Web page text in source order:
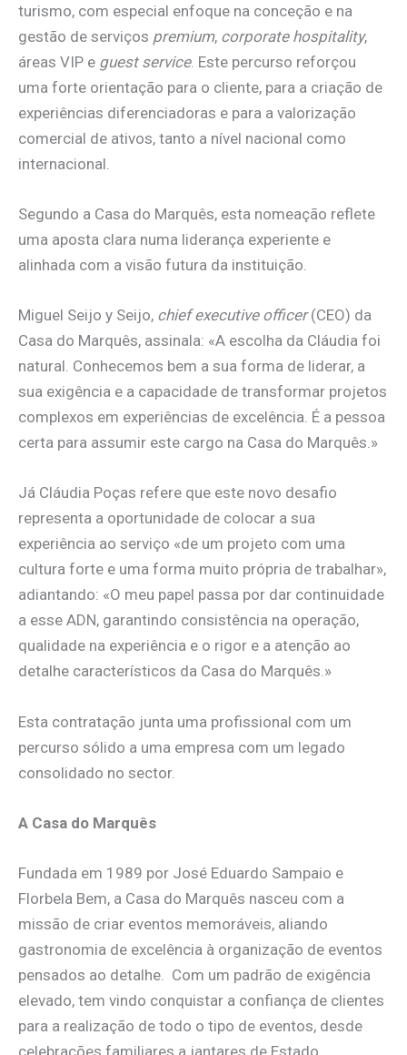
turismo, com especial enfoque na conceção e na
gestão de serviços premium, corporate hospitality,
áreas VIP e guest service. Este percurso reforçou
uma forte orientação para o cliente, para a criação de
experiências diferenciadoras e para a valorização
comercial de ativos, tanto a nível nacional como
internacional.
Segundo a Casa do Marquês, esta nomeação reflete
uma aposta clara numa liderança experiente e
alinhada com a visão futura da instituição.
Miguel Seijo y Seijo, chief executive officer(CEO) da
Casa do Marquês, assinala: «A escolha da Cláudia foi
natural. Conhecemos bem a sua forma de liderar, a
sua exigência e a capacidade de transformar projetos
complexos em experiências de excelência. É a pessoa
certa para assumir este cargo na Casa do Marquês.»
Já Cláudia Poças refere que este novo desafio
representa a oportunidade de colocar a sua
experiência ao serviço «de um projeto com uma
cultura forte e uma forma muito própria de trabalhar»,
adiantando: «O meu papel passa por dar continuidade
a esse ADN, garantindo consistência na operação,
qualidade na experiência e o rigor e a atenção ao
detalhe característicos da Casa do Marquês.»
Esta contratação junta uma profissional com um
percurso sólido a uma empresa com um legado
consolidado no sector.
A Casa do Marquês
Fundada em 1989 por José Eduardo Sampaio e
Florbela Bem, a Casa do Marquês nasceu com a
missão de criar eventos memoráveis, aliando
gastronomia de excelência à organização de eventos
pensados ao detalhe. Com um padrão de exigência
elevado, tem vindo conquistar a confiança de clientes
para a realização de todo o tipo de eventos, desde
celebrações familiares a jantares de Estado.